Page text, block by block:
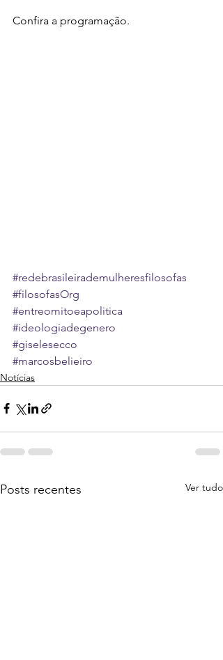
Confira a programação.
#redebrasileirademulheresfilosofas
#filosofasOrg
#entreomitoeapolitica
#ideologiadegenero
#giselesecco
#marcosbelieiro
Notícias
Posts recentes Ver tudo